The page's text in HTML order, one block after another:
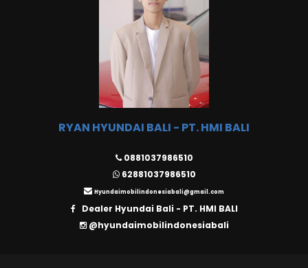
RYAN HYUNDAI BALI - PT. HMI BALI
0881037986510
62881037986510
Hyundaimobilindonesiabali@gmail.com
Dealer Hyundai Bali - PT. HMI BALI
@hyundaimobilindonesiabali